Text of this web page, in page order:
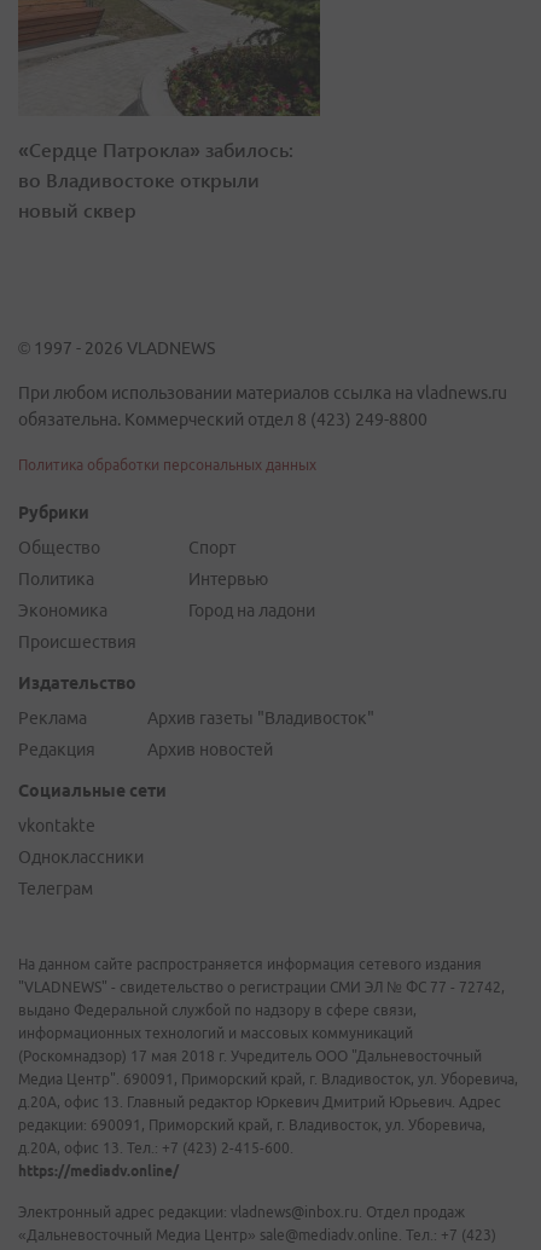
«Сердце Патрокла» забилось:
во Владивостоке открыли
новый сквер
© 1997 - 2026 VLADNEWS
При любом использовании материалов ссылка на vladnews.ru
обязательна. Коммерческий отдел 8 (423) 249-8800
Политика обработки персональных данных
Рубрики
Общество
Политика
Экономика
Происшествия
Спорт
Интервью
Город на ладони
Издательство
Реклама
Редакция
Архив газеты "Владивосток"
Архив новостей
Социальные сети
vkontakte
Одноклассники
Телеграм
На данном сайте распространяется информация сетевого издания
"VLADNEWS" - свидетельство о регистрации СМИ ЭЛ № ФС 77 - 72742,
выдано Федеральной службой по надзору в сфере связи,
информационных технологий и массовых коммуникаций
(Роскомнадзор) 17 мая 2018 г. Учредитель ООО "Дальневосточный
Медиа Центр". 690091, Приморский край, г. Владивосток, ул. Уборевича,
д.20А, офис 13. Главный редактор Юркевич Дмитрий Юрьевич. Адрес
редакции: 690091, Приморский край, г. Владивосток, ул. Уборевича,
д.20А, офис 13. Тел.: +7 (423) 2-415-600.
https://mediadv.online/
Электронный адрес редакции: vladnews@inbox.ru. Отдел продаж
«Дальневосточный Медиа Центр» sale@mediadv.online. Тел.: +7 (423)